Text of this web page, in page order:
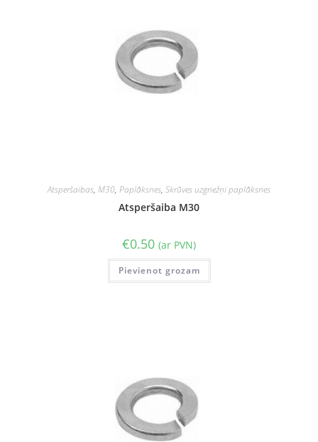
Atsperšaibas, M30, Paplāksnes, Skrūves uzgriežņi paplāksnes
Atsperšaiba M30
€0.50 (ar PVN)
Pievienot grozam